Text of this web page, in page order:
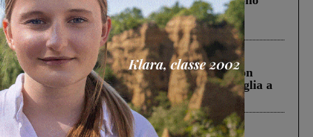
Gianni, Giulia e Franco. Lo schianto, il
processo, lo stop ai sorpassi fra tir....
Cronaca 3 Agosto 2026
Scomparso da una struttura di Castiglion
Fiorentino l’uomo che aveva ucciso la figlia a
Levane nel 2020
Cronaca 5 Agosto 2026